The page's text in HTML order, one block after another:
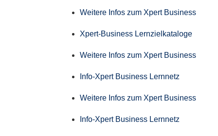
Weitere Infos zum Xpert Business
Xpert-Business Lernzielkataloge
Weitere Infos zum Xpert Business
Info-Xpert Business Lernnetz
Weitere Infos zum Xpert Business
Info-Xpert Business Lernnetz